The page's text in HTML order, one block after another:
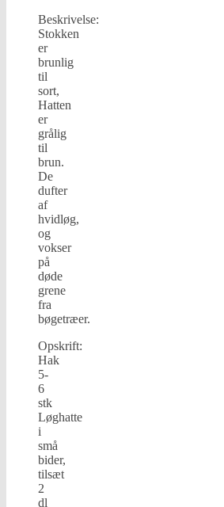
Beskrivelse:
Stokken
er
brunlig
til
sort,
Hatten
er
grålig
til
brun.
De
dufter
af
hvidløg,
og
vokser
på
døde
grene
fra
bøgetræer.
Opskrift:
Hak
5-
6
stk
Løghatte
i
små
bider,
tilsæt
2
dl